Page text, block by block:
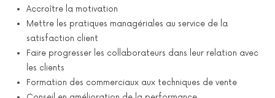
Accroître la motivation
Mettre les pratiques managériales au service de la
satisfaction client
Faire progresser les collaborateurs dans leur relation avec
les clients
Formation des commerciaux aux techniques de vente